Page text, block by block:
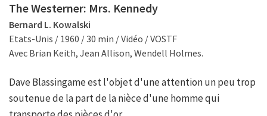
The Westerner: Mrs. Kennedy
Bernard L. Kowalski
Etats-Unis / 1960 / 30 min / Vidéo / VOSTF
Avec Brian Keith, Jean Allison, Wendell Holmes.
Dave Blassingame est l'objet d'une attention un peu trop
soutenue de la part de la nièce d'une homme qui